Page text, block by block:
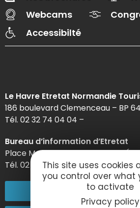
Webcams
Accessibilté
Le Havre Etretat Normandie
186 boulevard Clemenceau – BP
Tél. 02 32 74 04 04 –
Bureau d’information d’Etretat
Place Maurice Guillard – 76790
Tél. 02 35 27 05 21
02 32 74 04
This site uses cookies
you control over what
to activate
Privacy policy